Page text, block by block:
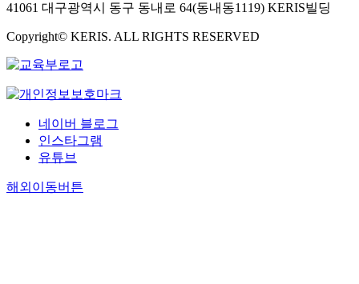
41061 대구광역시 동구 동내로 64(동내동1119) KERIS빌딩
Copyright© KERIS. ALL RIGHTS RESERVED
네이버 블로그
인스타그램
유튜브
해외이동버튼